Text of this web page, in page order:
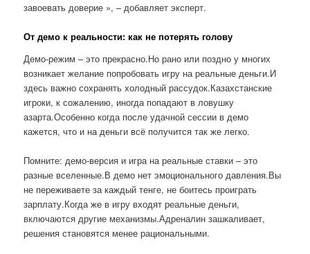
завоевать доверие », – добавляет эксперт.
От демо к реальности: как не потерять голову
Демо-режим – это прекрасно.Но рано или поздно у многих
возникает желание попробовать игру на реальные деньги.И
здесь важно сохранять холодный рассудок.Казахстанские
игроки, к сожалению, иногда попадают в ловушку
азарта.Особенно когда после удачной сессии в демо
кажется, что и на деньги всё получится так же легко.
Помните: демо-версия и игра на реальные ставки – это
разные вселенные.В демо нет эмоционального давления.Вы
не переживаете за каждый тенге, не боитесь проиграть
зарплату.Когда же в игру входят реальные деньги,
включаются другие механизмы.Адреналин зашкаливает,
решения становятся менее рациональными.